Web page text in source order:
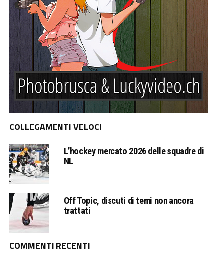
COLLEGAMENTI VELOCI
L’hockey mercato 2026 delle squadre di
NL
Off Topic, discuti di temi non ancora
trattati
COMMENTI RECENTI